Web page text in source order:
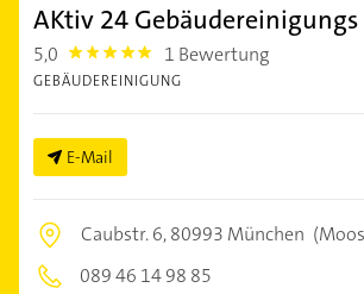
AKtiv 24 Gebäudereinigungs
5,0 5.0 1 Bewertung
GEBÄUDEREINIGUNG
E-Mail
Caubstr. 6,80993 München
089 46 14 98 85